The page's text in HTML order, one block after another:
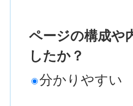
ページの構成や
したか？
分かりやすい